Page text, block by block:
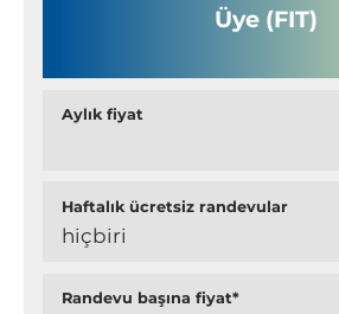
Üye (FIT)
Aylık fiyat
Haftalık ücretsiz randevular
hiçbiri
Randevu başına fiyat*